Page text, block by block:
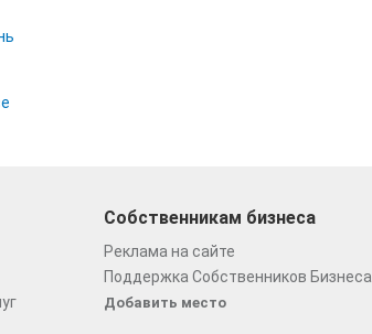
Собственникам бизнеса
Реклама на сайте
Поддержка Собственников Бизнеса
Добавить место